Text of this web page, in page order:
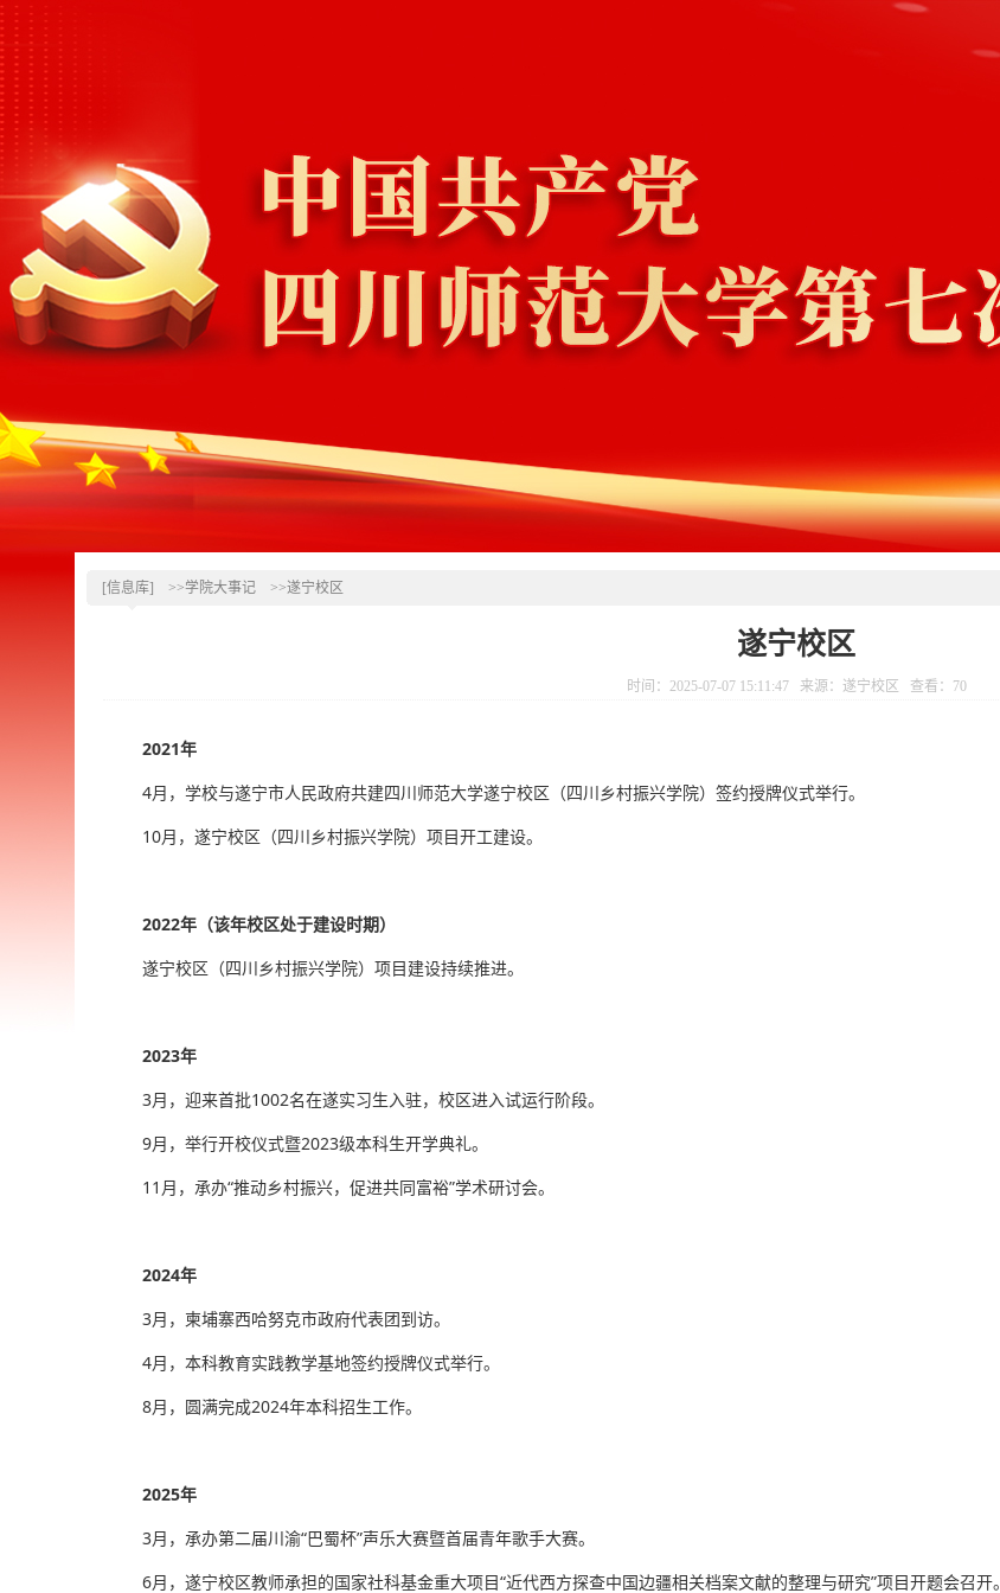
[信息库] >>学院大事记 >>遂宁校区
遂宁校区
时间：2025-07-07 15:11:47 来源：遂宁校区 查看： 70
2021年
4月，学校与遂宁市人民政府共建四川师范大学遂宁校区（四川乡村振兴学院）签约授牌仪式举行。
10月，遂宁校区（四川乡村振兴学院）项目开工建设。
2022年（该年校区处于建设时期）
遂宁校区（四川乡村振兴学院）项目建设持续推进。
2023年
3月，迎来首批1002名在遂实习生入驻，校区进入试运行阶段。
9月，举行开校仪式暨2023级本科生开学典礼。
11月，承办“推动乡村振兴，促进共同富裕”学术研讨会。
2024年
3月，柬埔寨西哈努克市政府代表团到访。
4月，本科教育实践教学基地签约授牌仪式举行。
8月，圆满完成2024年本科招生工作。
2025年
3月，承办第二届川渝“巴蜀杯”声乐大赛暨首届青年歌手大赛。
6月，遂宁校区教师承担的国家社科基金重大项目“近代西方探查中国边疆相关档案文献的整理与研究”项目开题会召开。